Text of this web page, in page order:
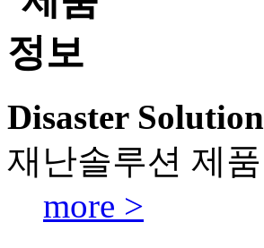
Disaster Solution
재난솔루션 제품
more >